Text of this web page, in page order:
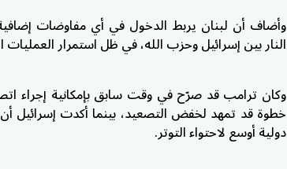
وأضاف أن لبنان يربط الدخول في أي مفاوضات
النار بين إسرائيل وحزب الله، في ظل استمرار
وكان ترامب قد صرّح في وقت سابق بإمكانية إجراء
خطوة قد تمهد لخفض التصعيد، بينما أكدت
دولية أوسع لاحتواء التوتر.